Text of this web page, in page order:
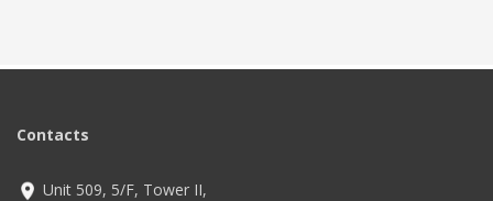
Contacts
Unit 509, 5/F, Tower II,